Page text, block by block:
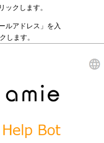
ックします。
ルアドレス」を入
します。